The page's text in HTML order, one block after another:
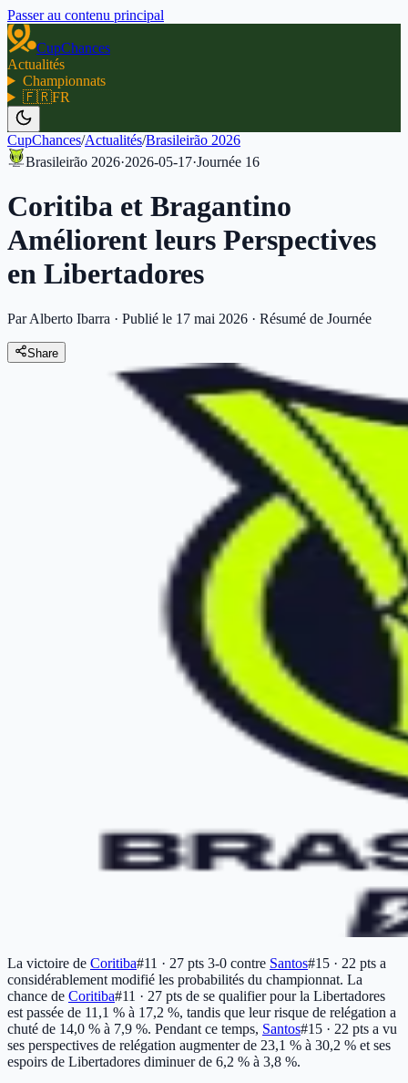
Passer au contenu principal
CupChances
Actualités
Championnats
🇫🇷FR
CupChances/Actualités/Brasileirão 2026
Brasileirão 2026·2026-05-17·Journée 16
Coritiba et Bragantino
Améliorent leurs Perspectives
en Libertadores
Par Alberto Ibarra · Publié le 17 mai 2026 · Résumé de Journée
Share
La victoire de Coritiba#11 · 27 pts 3-0 contre Santos#15 · 22 pts a
considérablement modifié les probabilités du championnat. La
chance de Coritiba#11 · 27 pts de se qualifier pour la Libertadores
est passée de 11,1 % à 17,2 %, tandis que leur risque de relégation a
chuté de 14,0 % à 7,9 %. Pendant ce temps, Santos#15 · 22 pts a vu
ses perspectives de relégation augmenter de 23,1 % à 30,2 % et ses
espoirs de Libertadores diminuer de 6,2 % à 3,8 %.